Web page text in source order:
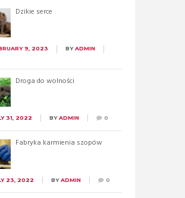
Dzikie serce
9, 2023 BYADMIN
Droga do wolności
31, 2022 BYADMIN 0
Fabryka karmienia szopów
23, 2022 BYADMIN 0